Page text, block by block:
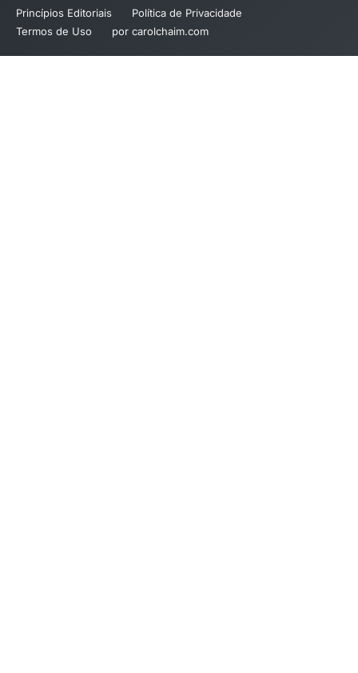
Princípios Editoriais
Política de Privacidade
Termos de Uso
por carolchaim.com